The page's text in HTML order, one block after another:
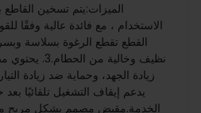
الميزات:يتم تسخين
الاستخدام ، مع فائدة عالية وفقًا
القطع تقطع الرغوة بسلاسة
نظيف وخالية
زيادة الجهد، وحماية ضد زيادة
يدعم إيقاف التشغيل تلقائيًا
الخدمة.مقبض مصمم بشكل مريح